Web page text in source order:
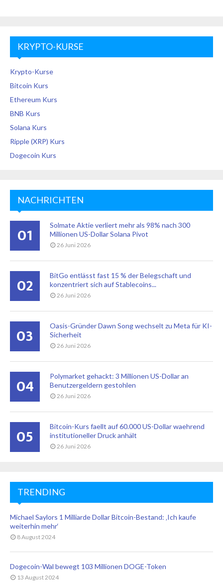
KRYPTO-KURSE
Krypto-Kurse
Bitcoin Kurs
Ethereum Kurs
BNB Kurs
Solana Kurs
Ripple (XRP) Kurs
Dogecoin Kurs
NACHRICHTEN
01
Solmate Aktie verliert mehr als 98% nach 300
Millionen US-Dollar Solana Pivot
26 Juni 2026
02
BitGo entlässt fast 15 % der Belegschaft und
konzentriert sich auf Stablecoins...
26 Juni 2026
03
Oasis-Gründer Dawn Song wechselt zu Meta für KI-
Sicherheit
26 Juni 2026
04
Polymarket gehackt: 3 Millionen US-Dollar an
Benutzergeldern gestohlen
26 Juni 2026
05
Bitcoin-Kurs faellt auf 60.000 US-Dollar waehrend
institutioneller Druck anhält
26 Juni 2026
TRENDING
Michael Saylors 1 Milliarde Dollar Bitcoin-Bestand: ‚Ich kaufe
weiterhin mehr‘
8 August 2024
Dogecoin-Wal bewegt 103 Millionen DOGE-Token
13 August 2024